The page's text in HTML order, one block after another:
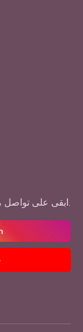
ابقى على تواصل معنا عبر قنوات التواصل الاجتماعي الخاصة بنا.